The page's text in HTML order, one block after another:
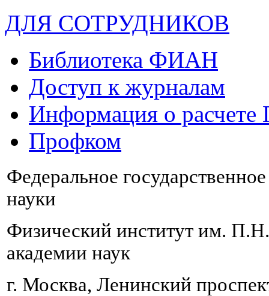
ДЛЯ СОТРУДНИКОВ
Библиотека ФИАН
Доступ к журналам
Информация о
Профком
Федеральное
науки
Физический институт им.
академии наук
г. Москва, Ленинский